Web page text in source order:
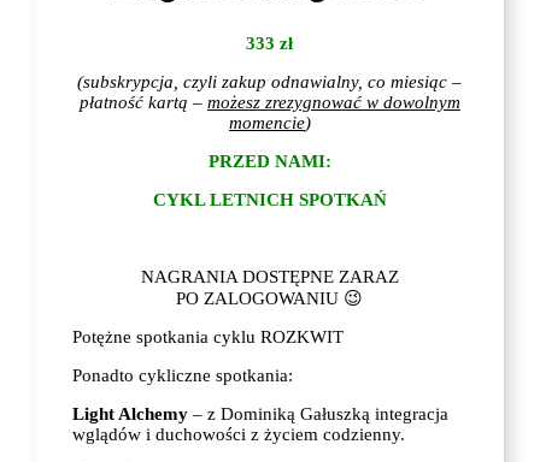
333 zł
(subskrypcja, czyli zakup odnawialny, co miesiąc –
płatność kartą – możesz zrezygnować w dowolnym
momencie)
PRZED NAMI:
CYKL LETNICH SPOTKAŃ
NAGRANIA DOSTĘPNE ZARAZ
PO ZALOGOWANIU 😉
Potężne spotkania cyklu ROZKWIT
Ponadto cykliczne spotkania:
Light Alchemy– z Dominiką Gałuszką integracja
wglądów i duchowości z życiem codzienny.